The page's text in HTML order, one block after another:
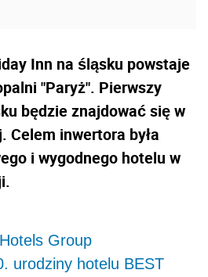
Inn na śląsku powstaje
"Paryż". Pierwszy
będzie znajdować się w
Celem inwertora była
i wygodnego hotelu w
Group
urodziny hotelu BEST